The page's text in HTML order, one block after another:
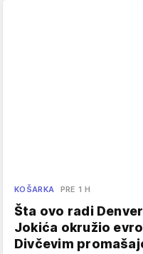
KOŠARKA PRE 1 H
Šta ovo radi
Jokića okružio
Divčevim